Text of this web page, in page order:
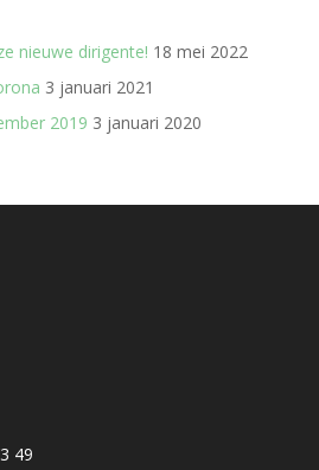
nieuwe dirigente! 18 mei 2022
3 januari 2021
2019 3 januari 2020
49